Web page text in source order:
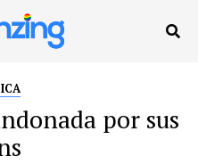
por sus